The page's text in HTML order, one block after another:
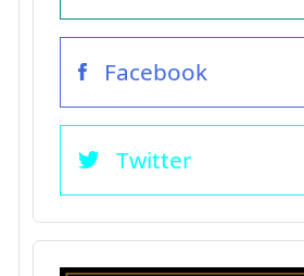
Facebook
Twitter